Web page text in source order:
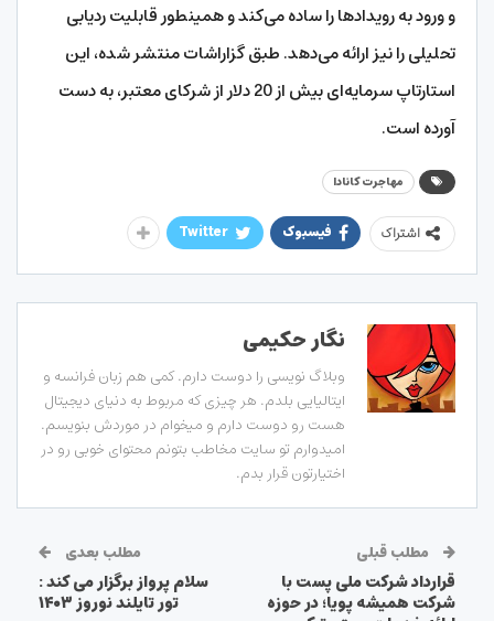
و ورود به رویدادها را ساده می‌کند و همینطور قابلیت ردیابی
تحلیلی را نیز ارائه می‌دهد. طبق گزاراشات منتشر شده، این
استارتاپ سرمایه‌ای بیش از 20 دلار از شرکای معتبر، به دست
آورده است.
مهاجرت کانادا
اشتراک فیسبوک Twitter
نگار حکیمی
وبلاگ نویسی را دوست دارم. کمی هم زبان فرانسه و
ایتالیایی بلدم. هر چیزی که مربوط به دنیای دیجیتال
هست رو دوست دارم و میخوام در موردش بنویسم.
امیدوارم تو سایت مخاطب بتونم محتوای خوبی رو در
اختیارتون قرار بدم.
مطلب قبلی
قرارداد شرکت ملی پست با
شرکت همیشه پویا؛ در حوزه
مطلب بعدی
سلام پرواز برگزار می کند :
تور تایلند نوروز ۱۴۰۳